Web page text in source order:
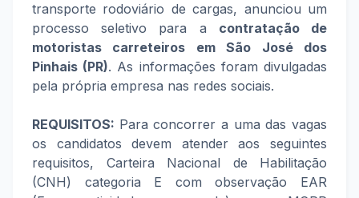
transporte rodoviário de cargas, anunciou um
processo seletivo para a contratação de
motoristas carreteiros em São José dos
Pinhais (PR). As informações foram divulgadas
pela própria empresa nas redes sociais.
REQUISITOS: Para concorrer a uma das vagas
os candidatos devem atender aos seguintes
requisitos, Carteira Nacional de Habilitação
(CNH) categoria E com observação EAR